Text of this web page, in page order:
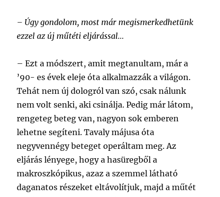
– Úgy gondolom, most már megismerkedhetünk
ezzel az új műtéti eljárással…
–Ezt a módszert, amit megtanultam, már a
’90- es évek eleje óta alkalmazzák a világon.
Tehát nem új dologról van szó, csak nálunk
nem volt senki, aki csinálja. Pedig már látom,
rengeteg beteg van, nagyon sok emberen
lehetne segíteni. Tavaly májusa óta
negyvennégy beteget operáltam meg. Az
eljárás lényege, hogy a hasüregből a
makroszkópikus, azaz a szemmel látható
daganatos részeket eltávolítjuk, majd a műtét